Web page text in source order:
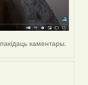
каментары.